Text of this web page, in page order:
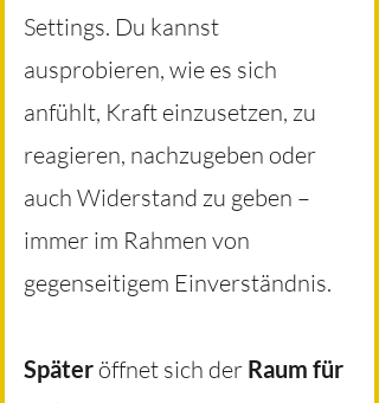
Settings. Du kannst
ausprobieren, wie es sich
anfühlt, Kraft einzusetzen, zu
reagieren, nachzugeben oder
auch Widerstand zu geben –
immer im Rahmen von
gegenseitigem Einverständnis.
Später öffnet sich der Raum für